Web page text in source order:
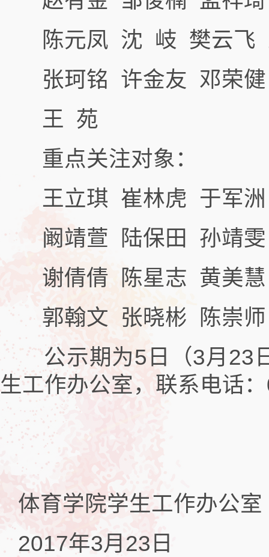
陈元凤 沈 岐 樊云飞
张珂铭 许金友 邓荣
王 苑
重点关注对象：
王立琪 崔林虎 于军
阚靖萱 陆保田 孙靖
谢倩倩 陈星志 黄美
郭翰文 张晓彬 陈崇师
公示期为5日（3月23
生工作办公室，联系电话
体育学院学生工作办公室
2017年3月23日